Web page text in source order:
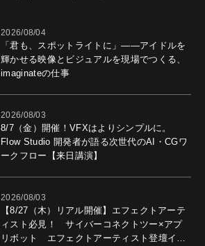
2026/08/04
「君も、スポットライトに」――アイドルを
輝かせる映像とビジュアルを現場でつくる、
imaginateの仕事
2026/08/03
8/7（金）開催！VFXはよりシンプルに。
Flow Studio 開発者が語る次世代のAI・CGワ
ークフロー【来日講演】
2026/08/03
【8/27（木）リアル開催】エフェクトアーテ
ィスト必見！ サイバーコネクトツー×アプ
リボット エフェクトアーティスト登壇イベ